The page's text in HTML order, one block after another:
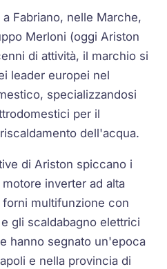
Fabriano, nelle Marche,
Merloni (oggi Ariston
di attività, il marchio si
leader europei nel
specializzandosi
per il
dell'acqua.
di Ariston spiccano i
inverter ad alta
multifunzione con
gli scaldabagno elettrici
hanno segnato un'epoca
e nella provincia di